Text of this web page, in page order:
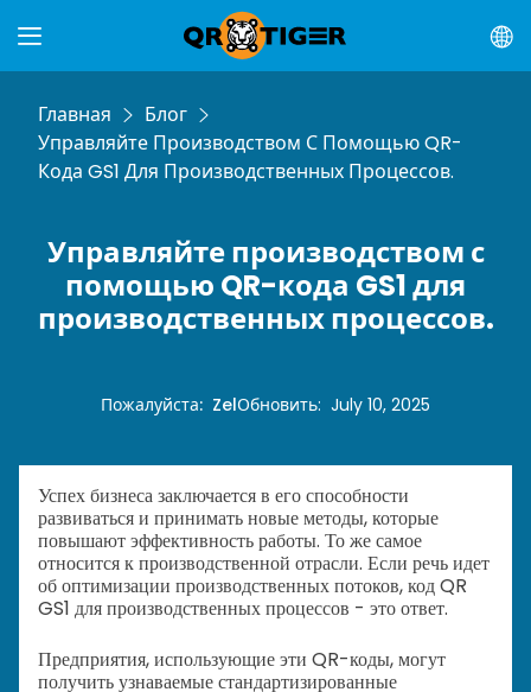
Главная
Блог
Управляйте Производством С Помощью QR-
Кода GS1 Для Производственных Процессов.
Управляйте производством с
помощью QR-кода GS1 для
производственных процессов.
Пожалуйста: ZelОбновить: July 10, 2025
Успех бизнеса заключается в его способности
развиваться и принимать новые методы, которые
повышают эффективность работы. То же самое
относится к производственной отрасли. Если речь идет
об оптимизации производственных потоков, код QR
GS1 для производственных процессов - это ответ.
Предприятия, использующие эти QR-коды, могут
получить узнаваемые стандартизированные